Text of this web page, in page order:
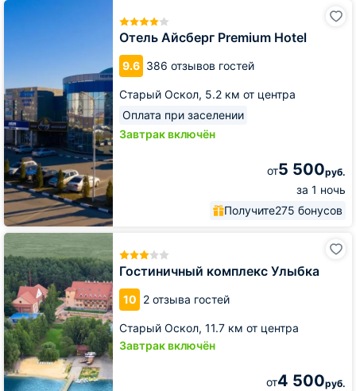
Отель Айсберг Premium Hotel
9.6 386 отзывов гостей
Старый Оскол, 5.2 км от центра
Оплата при заселении
Завтрак включён
от5 500руб.
за 1 ночь
Получите275 бонусов
Отель
Гостиничный комплекс Улыбка
10 2 отзыва гостей
Старый Оскол, 11.7 км от центра
Завтрак включён
от4 500руб.
Гостиничный
комплекс
Улыбка